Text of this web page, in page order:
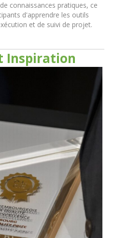
connaissances pratiques, ce
d'apprendre les outils
et de suivi de projet.
Inspiration